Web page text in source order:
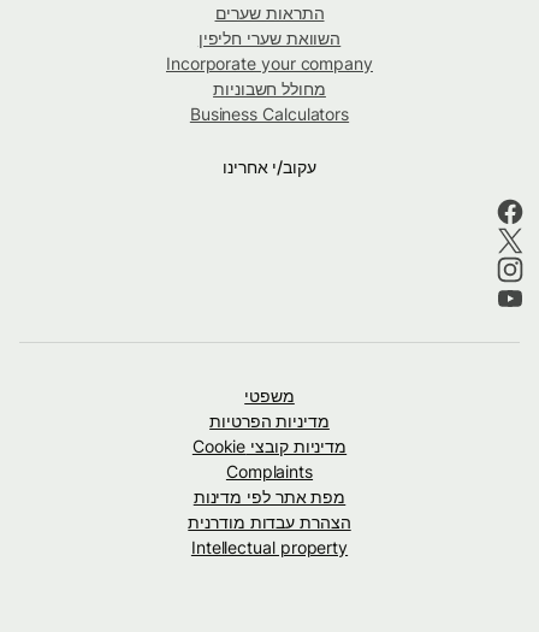
התראות שערים
השוואת שערי חליפין
Incorporate your company
מחולל חשבוניות
Business Calculators
עקוב/י אחרינו
משפטי
מדיניות הפרטיות
מדיניות קובצי Cookie
Complaints
מפת אתר לפי מדינות
הצהרת עבדות מודרנית
Intellectual property